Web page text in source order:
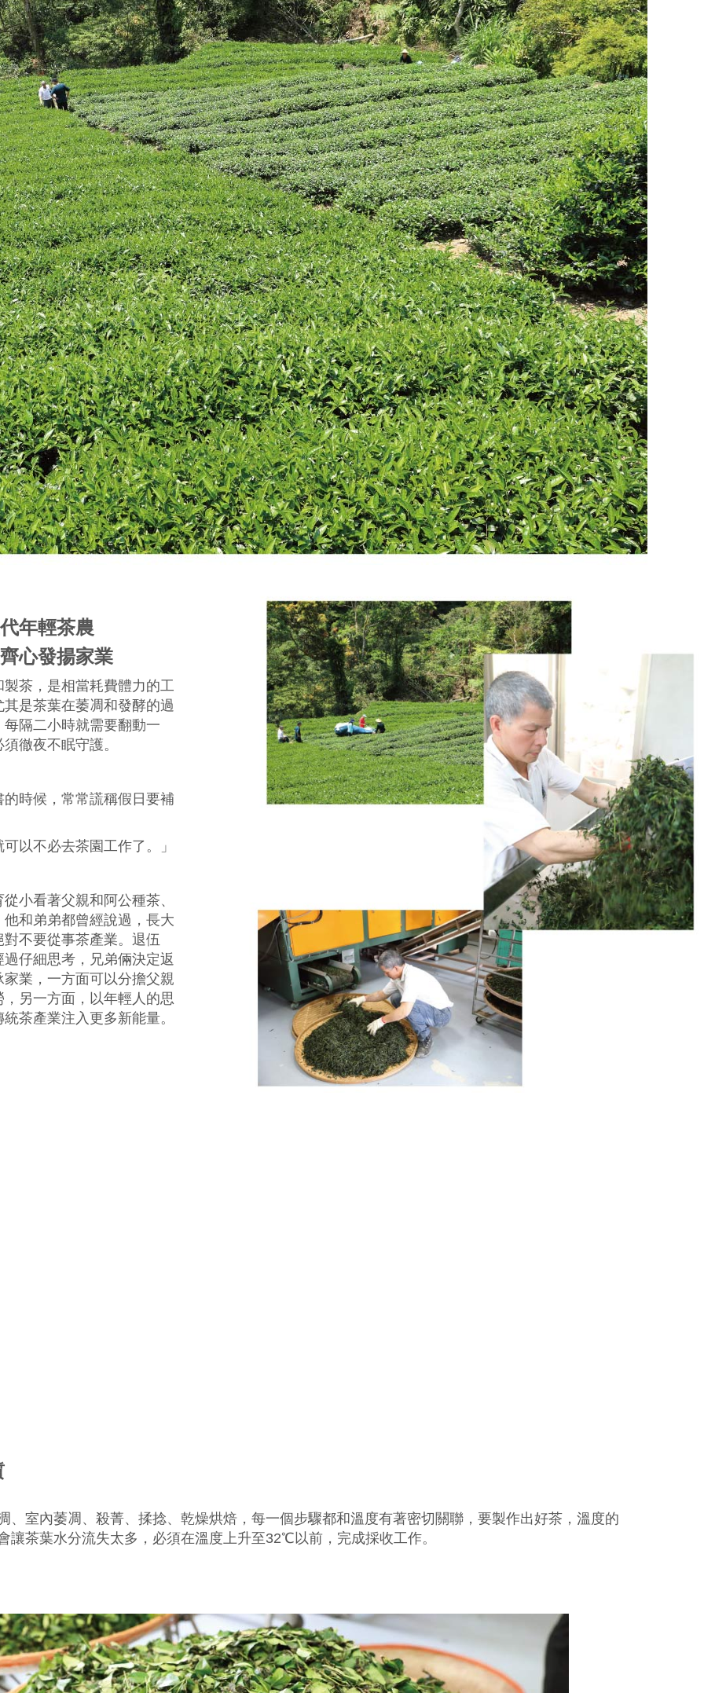
年輕茶農
心發揚家業
製茶，是相當耗費體力的工
其是茶葉在萎凋和發酵的過
每隔二小時就需要翻動一
徹夜不眠守護。
的時候，常常謊稱假日要補
以不必去茶園工作了。」
小看著父親和阿公種茶、
他和弟弟都曾經說過，長大
對不要從事茶產業。退伍
過仔細思考，兄弟倆決定返
家業，一方面可以分擔父親
，另一方面，以年輕人的思
茶產業注入更多新能量。
、室內萎凋、殺菁、揉捻、乾燥烘焙，每一個步驟都和溫度有著密切關聯，要製作出好茶，溫度的
讓茶葉水分流失太多，必須在溫度上升至32℃以前，完成採收工作。